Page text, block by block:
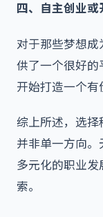
四、自主创业或
对于那些梦想
供了一个很好的
开始打造一个有
综上所述，选择
并非单一方向
多元化的职业
索。